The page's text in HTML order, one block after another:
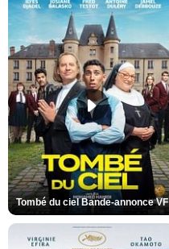
Tombé du ciel Bande-annonce VF